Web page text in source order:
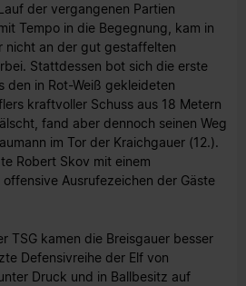
der vergangenen Partien
Tempo in die Begegnung, kam in
nicht an der gut gestaffelten
Stattdessen bot sich die erste
den in Rot-Weiß gekleideten
kraftvoller Schuss aus 18 Metern
fand aber dennoch seinen Weg
im Tor der Kraichgauer (12.).
Robert Skov mit einem
Ausrufezeichen der Gäste
TSG kamen die Breisgauer besser
Defensivreihe der Elf von
Druck und in Ballbesitz auf